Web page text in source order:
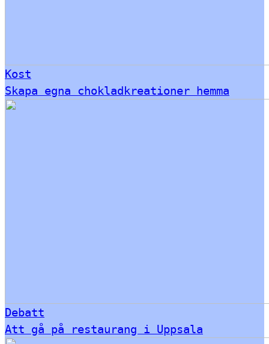
Kost
Skapa egna chokladkreationer hemma
Debatt
Att gå på restaurang i Uppsala